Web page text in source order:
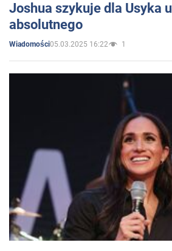
Joshua szykuje dla Usyka
absolutnego
Wiadomości05.03.2025 16:22 1